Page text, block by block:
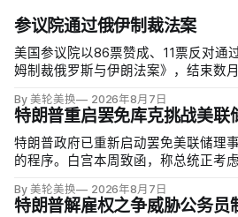
参议院通过俄伊制裁法案
美国参议院以86票赞成、11票反对通
姆制裁俄罗斯与伊朗法案》，结束数
裁；同时授权对购买俄油气最多的五
在切断支持俄乌战争的能源收入。
By 美轮美换 2026年8月7日
特朗普重启罢免库克挑战美联
特朗普政府已重新启动罢免美联储理
的程序。白宫本周致函，称总统正考
By 美轮美换 2026年8月7日
特朗普解雇权之争威胁公务员